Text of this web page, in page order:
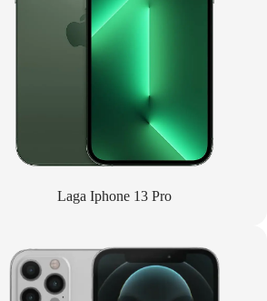
Laga Iphone 13 Pro